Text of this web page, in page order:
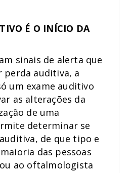
É O INÍCIO DA
sinais de alerta que
perda auditiva, a
um exame auditivo
as alterações da
de uma
determinar se
de que tipo e
das pessoas
ao oftalmologista